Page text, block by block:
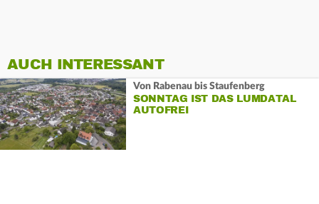
AUCH INTERESSANT
Von Rabenau bis Staufenberg
SONNTAG IST DAS LUMDATAL
AUTOFREI